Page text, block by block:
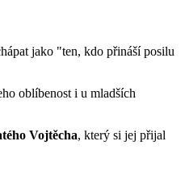
jako "ten, kdo přináší posilu
oblíbenost i u mladších
Vojtěcha, který si jej přijal